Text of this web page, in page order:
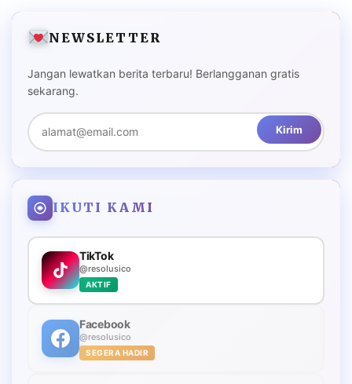
NEWSLETTER
Jangan lewatkan berita terbaru! Berlangganan gratis
sekarang.
Kirim
IKUTI KAMI
TikTok
@resolusico
AKTIF
Facebook
@resolusico
SEGERA HADIR